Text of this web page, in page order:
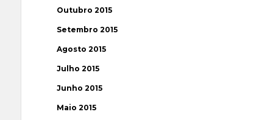
Outubro 2015
Setembro 2015
Agosto 2015
Julho 2015
Junho 2015
Maio 2015